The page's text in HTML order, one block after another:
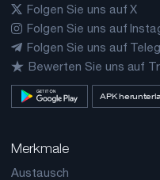
(In den oben genannten
alle seine Börsen im Februar
Gebühr für Level 3 entspricht).
- Wenn Mike das Volumen
berechnet, die der
und er wird dieses Level im
Folgen Sie uns auf X
Folgen Sie uns auf
Folgen Sie uns auf
Bewerten Sie uns auf
APK
Merkmale
Austausch